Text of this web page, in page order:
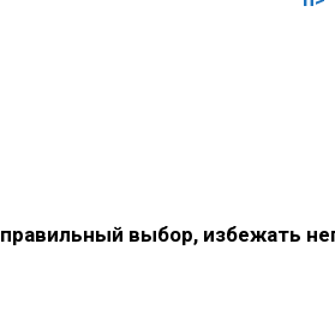
правильный выбор, избежать